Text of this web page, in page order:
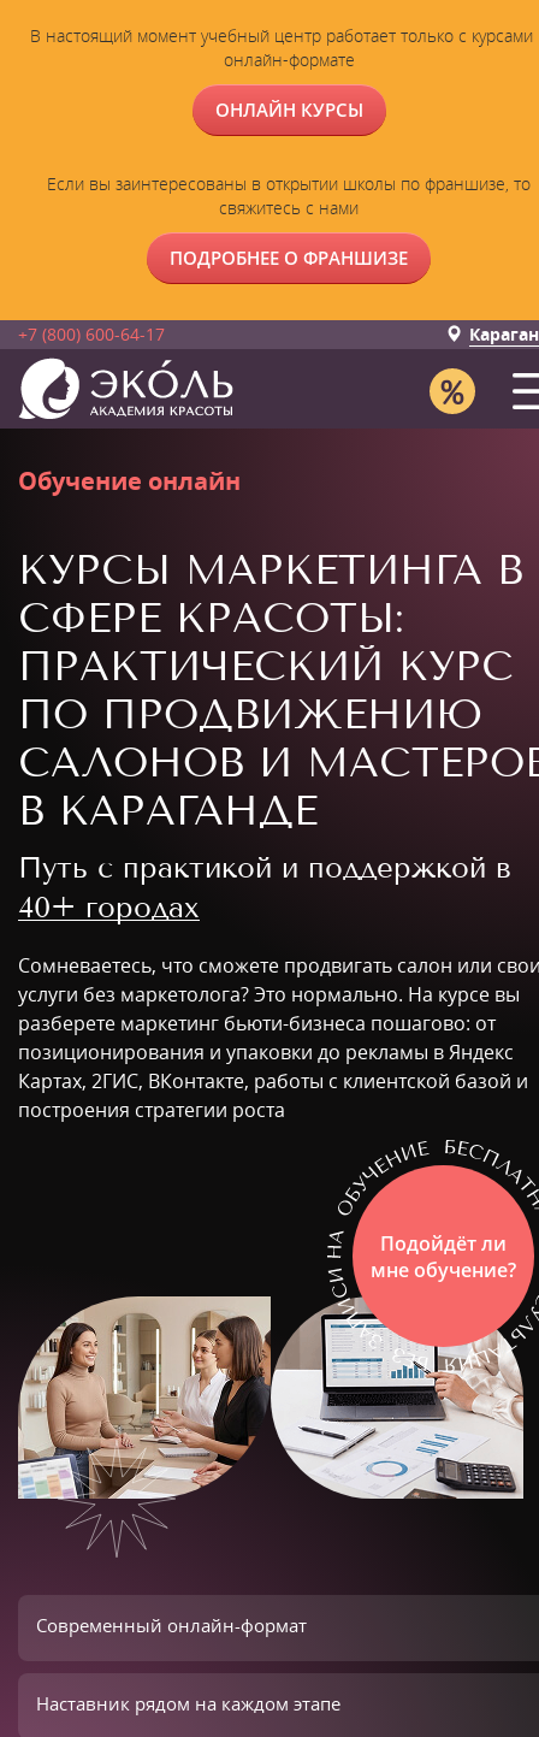
В настоящий момент учебный центр работает только с курсами
онлайн-формате
ОНЛАЙН КУРСЫ
Если вы заинтересованы в открытии школы по франшизе, то
свяжитесь с нами
ПОДРОБНЕЕ О ФРАНШИЗЕ
+7 (800) 600-64-17
Обучение онлайн
КУРСЫ МАРКЕТИНГА В
СФЕРЕ КРАСОТЫ:
ПРАКТИЧЕСКИЙ КУРС
ПО ПРОДВИЖЕНИЮ
САЛОНОВ И
В КАРАГАНДЕ
Путь с практикой и поддержкой в
40+ городах
Сомневаетесь, что сможете продвигать салон или
услуги без маркетолога? Это нормально. На курсе вы
разберете маркетинг бьюти-бизнеса пошагово: от
позиционирования и упаковки до рекламы в Яндекс
Картах, 2ГИС, ВКонтакте, работы с клиентской базой и
построения стратегии роста
Подойдёт ли
мне обучение?
Современный онлайн-формат
Наставник рядом на каждом этапе